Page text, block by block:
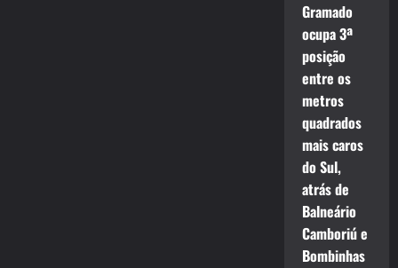
Gramado
ocupa 3ª
posição
entre os
metros
quadrados
mais caros
do Sul,
atrás de
Balneário
Camboriú e
Bombinhas